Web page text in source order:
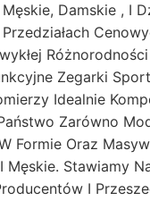
Damskie , I
Zegarki
Idealnie
Zarówno
Formie Oraz
Stawiamy
I